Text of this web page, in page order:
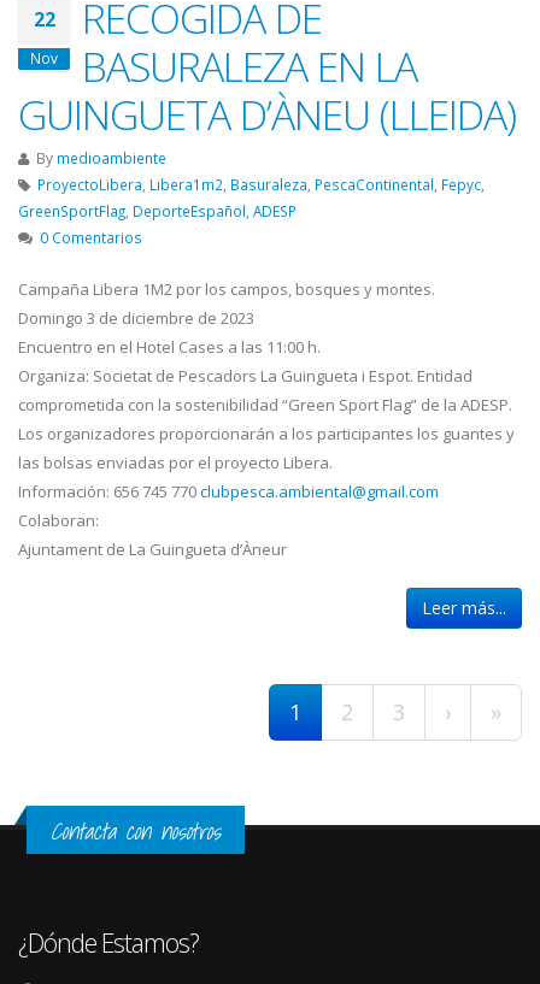
22
Nov
RECOGIDA DE
BASURALEZA EN LA
GUINGUETA D’ÀNEU (LLEIDA)
By medioambiente
ProyectoLibera Libera1m2 Basuraleza PescaContinental Fepyc
GreenSportFlag DeporteEspañol ADESP
0 Comentarios
Campaña Libera 1M2 por los campos, bosques y montes.
Domingo 3 de diciembre de 2023
Encuentro en el Hotel Cases a las 11:00 h.
Organiza: Societat de Pescadors La Guingueta i Espot. Entidad
comprometida con la sostenibilidad “Green Sport Flag” de la ADESP.
Los organizadores proporcionarán a los participantes los guantes y
las bolsas enviadas por el proyecto Libera.
Información: 656 745 770clubpesca.ambiental@gmail.com
Colaboran:
Ajuntament de La Guingueta d’Àneur
Leer más...
1 2 3 › »
Contacta con nosotros
¿Dónde Estamos?